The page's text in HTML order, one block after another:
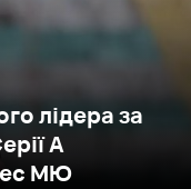
лідера за
А
МЮ